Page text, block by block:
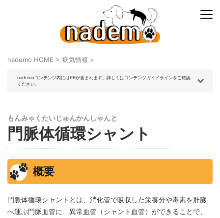
nademo HOME > 病気情報 >
nademoコンテンツ内にはPRが含まれます。詳しくはコンテンツガイドラインをご確認
ください。
もんみゃくたいじゅんかんしゃんと
門脈体循環シャント
概要
門脈体循環シャントとは、消化管で吸収した栄養分や毒素を肝臓
へ運ぶ門脈血管に、異常血管（シャント血管）ができることで、